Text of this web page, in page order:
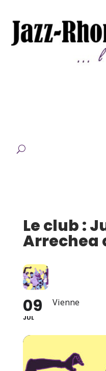
Le club :
Arrechea
09
JUL
Vienne